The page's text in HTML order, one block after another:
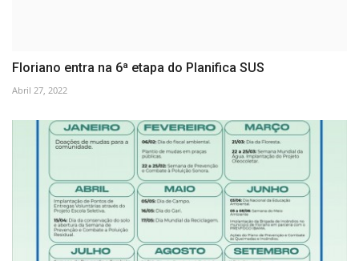
Floriano entra na 6ª etapa do Planifica SUS
Abril 27, 2022